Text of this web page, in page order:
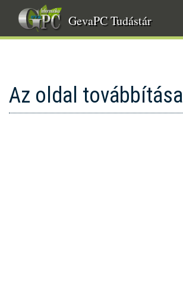
tartalomra
GevaPC Tudástár
Az oldal továbbítása